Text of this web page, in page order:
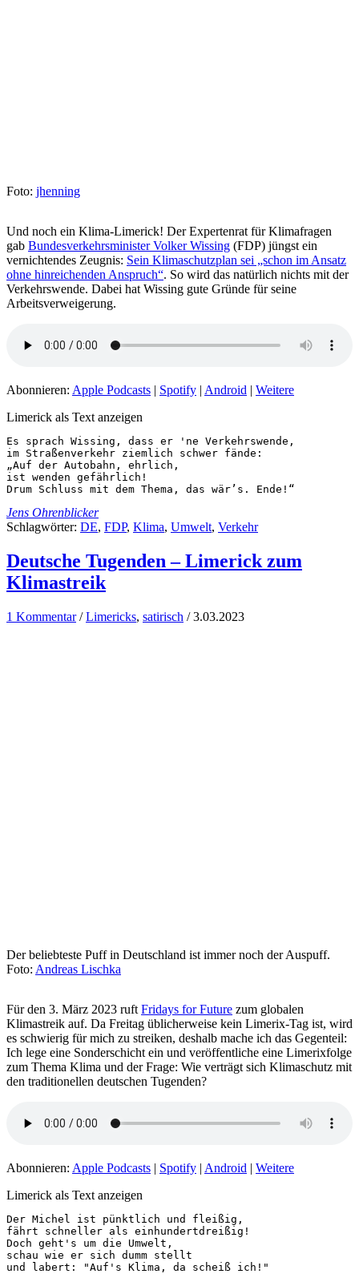
Foto: jhenning
Und noch ein Klima-Limerick! Der Expertenrat für Klimafragen
gab Bundesverkehrsminister Volker Wissing (FDP) jüngst ein
vernichtendes Zeugnis: Sein Klimaschutzplan sei „schon im Ansatz
ohne hinreichenden Anspruch“. So wird das natürlich nichts mit der
Verkehrswende. Dabei hat Wissing gute Gründe für seine
Arbeitsverweigerung.
Abonnieren: Apple Podcasts | Spotify | Android | Weitere
Limerick als Text anzeigen
Es sprach Wissing, dass er 'ne Verkehrswende,
im Straßenverkehr ziemlich schwer fände:
„Auf der Autobahn, ehrlich,
ist wenden gefährlich!
Drum Schluss mit dem Thema, das wär’s. Ende!“
Jens Ohrenblicker
Schlagwörter: DE, FDP, Klima, Umwelt, Verkehr
Deutsche Tugenden – Limerick zum
Klimastreik
1 Kommentar /Limericks, satirisch /3.03.2023
Der beliebteste Puff in Deutschland ist immer noch der Auspuff.
Foto: Andreas Lischka
Für den 3. März 2023 ruft Fridays for Future zum globalen
Klimastreik auf. Da Freitag üblicherweise kein Limerix-Tag ist, wird
es schwierig für mich zu streiken, deshalb mache ich das Gegenteil:
Ich lege eine Sonderschicht ein und veröffentliche eine Limerixfolge
zum Thema Klima und der Frage: Wie verträgt sich Klimaschutz mit
den traditionellen deutschen Tugenden?
Abonnieren: Apple Podcasts | Spotify | Android | Weitere
Limerick als Text anzeigen
Der Michel ist pünktlich und fleißig,
fährt schneller als einhundertdreißig!
Doch geht's um die Umwelt,
schau wie er sich dumm stellt
und labert: "Auf's Klima, da scheiß ich!"